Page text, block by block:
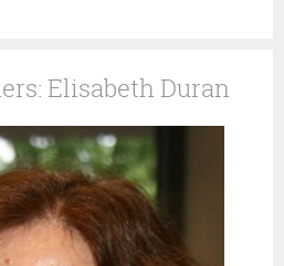
Elisabeth Duran